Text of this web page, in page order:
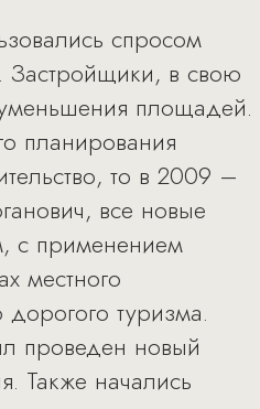
спросом
Застройщики, в свою
площадей.
планирования
то в 2009 –
все новые
с применением
местного
туризма.
проведен новый
Также начались